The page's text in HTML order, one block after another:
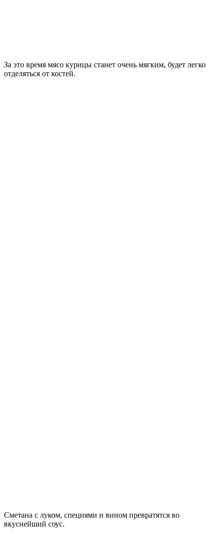
За это время мясо курицы станет очень мягким, будет легко
отделяться от костей.
Сметана с луком, специями и вином превратятся во
вкуснейший соус.